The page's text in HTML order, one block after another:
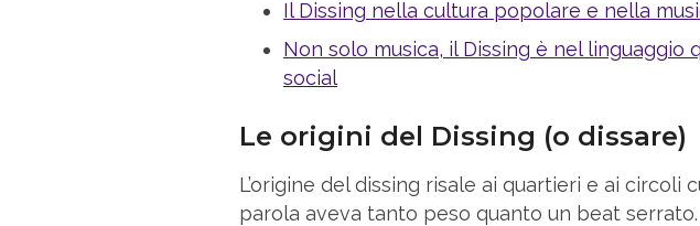
Il Dissing nella cultura popolare e nella
Non solo musica, il Dissing è nel linguaggio
social
Le origini del Dissing (o dissare)
L’origine del dissing risale ai quartieri e ai circoli
parola aveva tanto peso quanto un beat